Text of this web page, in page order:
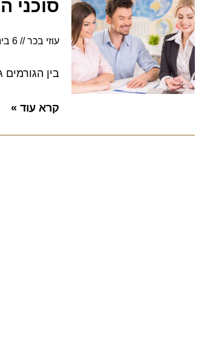
סוכני
עוזי בכר 6 בינואר 2019
בין הגורמים
קרא עוד »